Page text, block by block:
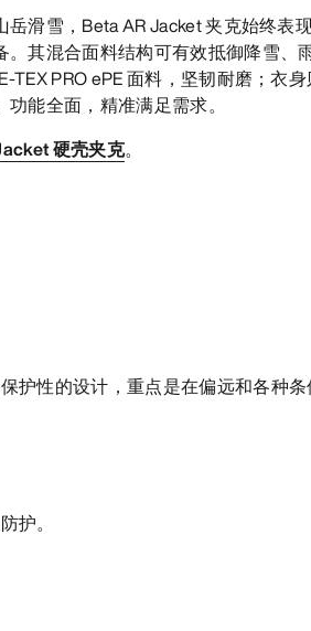
滑雪，Beta AR Jacket 夹克始终表
其混合面料结构可有效抵御降雪、
TEX PRO ePE 面料，坚韧耐磨；衣
能全面，精准满足需求。
硬壳夹克。
护性的设计，重点是在偏远和各种
护。